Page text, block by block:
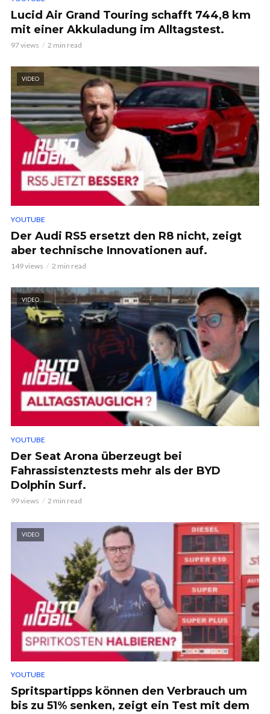
Lucid Air Grand Touring schafft 744,8 km
mit einer Akkuladung im Alltagstest.
97 views 2 min read
VIDEO
YOUTUBE
Der Audi RS5 ersetzt den R8 nicht, zeigt
aber technische Innovationen auf.
149 views 2 min read
VIDEO
YOUTUBE
Der Seat Arona überzeugt bei
Fahrassistenztests mehr als der BYD
Dolphin Surf.
99 views 2 min read
VIDEO
YOUTUBE
Spritspartipps können den Verbrauch um
bis zu 51% senken, zeigt ein Test mit dem